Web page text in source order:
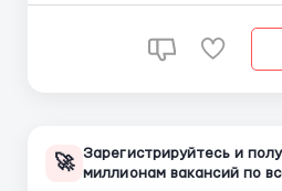
🚀 Зарегистрируйтесь и
миллионам вакансий по